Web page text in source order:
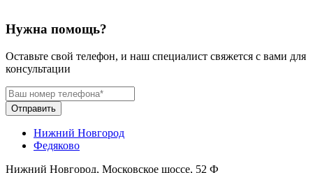
Нужна помощь?
Оставьте свой телефон, и наш специалист свяжется с вами для
консультации
Отправить
Нижний Новгород
Федяково
Нижний Новгород, Московское шоссе, 52 Ф